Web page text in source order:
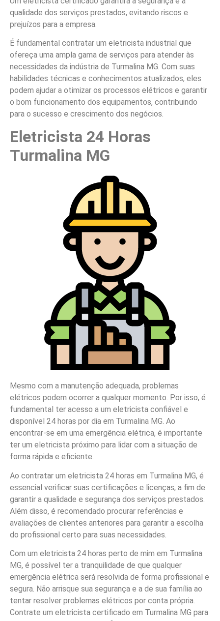
qualidade dos serviços prestados, evitando riscos e
prejuízos para a empresa.
É fundamental contratar um eletricista industrial que
ofereça uma ampla gama de serviços para atender às
necessidades da indústria de Turmalina MG. Com suas
habilidades técnicas e conhecimentos atualizados, eles
podem ajudar a otimizar os processos elétricos e garantir
o bom funcionamento dos equipamentos, contribuindo
para o sucesso e crescimento dos negócios.
Eletricista 24 Horas
Turmalina MG
Mesmo com a manutenção adequada, problemas
elétricos podem ocorrer a qualquer momento. Por isso, é
fundamental ter acesso a um eletricista confiável e
disponível 24 horas por dia em Turmalina MG. Ao
encontrar-se em uma emergência elétrica, é importante
ter um eletricista próximo para lidar com a situação de
forma rápida e eficiente.
Ao contratar um eletricista 24 horas em Turmalina MG, é
essencial verificar suas certificações e licenças, a fim de
garantir a qualidade e segurança dos serviços prestados.
Além disso, é recomendado procurar referências e
avaliações de clientes anteriores para garantir a escolha
do profissional certo para suas necessidades.
Com um eletricista 24 horas perto de mim em Turmalina
MG, é possível ter a tranquilidade de que qualquer
emergência elétrica será resolvida de forma profissional e
segura. Não arrisque sua segurança e a de sua família ao
tentar resolver problemas elétricos por conta própria.
Contrate um eletricista certificado em Turmalina MG para